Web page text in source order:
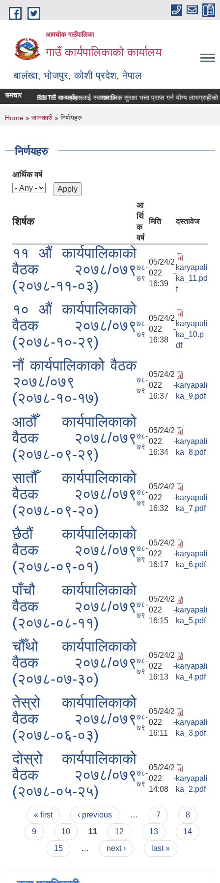
Skip to main content
आमचोक गाउँपालिका
गाउँ कार्यपालिकाको कार्यालय
बालंखा, भोजपुर, कोशी प्रदेश, नेपाल
WEBSITE मा यहाँहरुलाई स्वागत छ ।
समचारविवरण पेश गर्ने सम्बन्धमा। सामाजिक सुरक्षा भत्ता प्राप्‍त गर्न योग्य
You are here
Home » जानकारी» निर्णयहरु
निर्णयहरु
आर्थिक वर्ष
शिर्षक
आ
र्थि
क
वर्ष
मिति दस्तावेज
११ औं कार्यपालिकाको
वैठक २०७८/०७९
(२०७८-११-०३)
७८-
७९
05/24/2
022 -
16:39
karyapali
ka_11.pd
f
१० औं कार्यपालिकाको
वैठक २०७८/०७९
(२०७८-१०-२९)
७८-
७९
05/24/2
022 -
16:38
karyapali
ka_10.p
df
नौं कार्यपालिकाको वैठक
२०७८/०७९
(२०७८-१०-१७)
७८-
७९
05/24/2
022 -
16:37
karyapali
ka_9.pdf
आठौँ कार्यपालिकाको
वैठक २०७८/०७९
(२०७८-०९-२९)
७८-
७९
05/24/2
022 -
16:34
karyapali
ka_8.pdf
सातौँ कार्यपालिकाको
वैठक २०७८/०७९
(२०७८-०९-२०)
७८-
७९
05/24/2
022 -
16:32
karyapali
ka_7.pdf
छैठौं कार्यपालिकाको
वैठक २०७८/०७९
(२०७८-०९-०१)
७८-
७९
05/24/2
022 -
16:17
karyapali
ka_6.pdf
पाँचौ कार्यपालिकाको
वैठक २०७८/०७९
(२०७८-०८-११)
७८-
७९
05/24/2
022 -
16:15
karyapali
ka_5.pdf
चौँथो कार्यपालिकाको
वैठक २०७८/०७९
(२०७८-०७-३०)
७८-
७९
05/24/2
022 -
16:13
karyapali
ka_4.pdf
तेस्रो कार्यपालिकाको
वैठक २०७८/०७९
(२०७८-०६-०३)
७८-
७९
05/24/2
022 -
16:11
karyapali
ka_3.pdf
दोस्रो कार्यपालिकाको
वैठक २०७८/०७९
(२०७८-०५-२५)
७८-
७९
05/24/2
022 -
14:08
karyapali
ka_2.pdf
Pages
« first ‹ previous … 7
8
9
10 11 12 13
14
15
… next › last »